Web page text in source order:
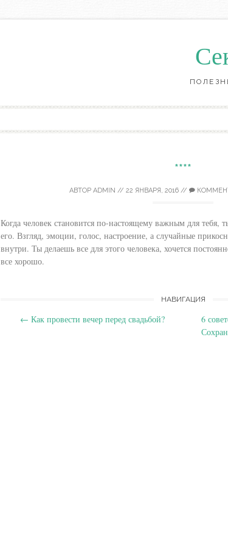
****
АВТОР ADMIN // 22 ЯНВАРЯ, 2016//
Когда человек становится по-настоящему важным для
его. Взгляд, эмоции, голос, настроение, а случайные
внутри. Ты делаешь все для этого человека, хочется
все хорошо.
НАВИГАЦИЯ
← Как провести вечер перед свадьбой?
6